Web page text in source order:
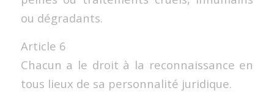
ou dégradants.
Article 6
Chacun a le droit à la reconnaissance en
tous lieux de sa personnalité juridique.